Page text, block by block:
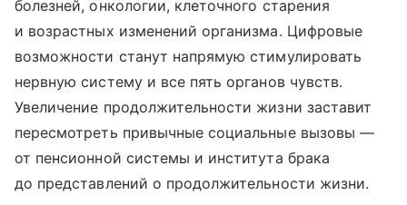
болезней, онкологии, клеточного старения
и возрастных изменений организма. Цифровые
возможности станут напрямую стимулировать
нервную систему и все пять органов чувств.
Увеличение продолжительности жизни заставит
пересмотреть привычные социальные вызовы —
от пенсионной системы и института брака
до представлений о продолжительности жизни.